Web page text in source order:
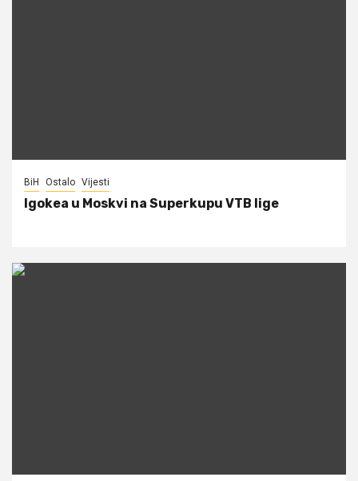
BiH Ostalo Vijesti
Igokea u Moskvi na Superkupu VTB lige